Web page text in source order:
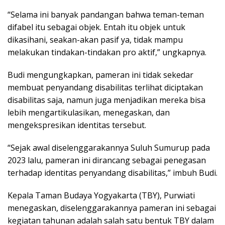
“Selama ini banyak pandangan bahwa teman-teman
difabel itu sebagai objek. Entah itu objek untuk
dikasihani, seakan-akan pasif ya, tidak mampu
melakukan tindakan-tindakan pro aktif,” ungkapnya.
Budi mengungkapkan, pameran ini tidak sekedar
membuat penyandang disabilitas terlihat diciptakan
disabilitas saja, namun juga menjadikan mereka bisa
lebih mengartikulasikan, menegaskan, dan
mengekspresikan identitas tersebut.
“Sejak awal diselenggarakannya Suluh Sumurup pada
2023 lalu, pameran ini dirancang sebagai penegasan
terhadap identitas penyandang disabilitas,” imbuh Budi.
Kepala Taman Budaya Yogyakarta (TBY), Purwiati
menegaskan, diselenggarakannya pameran ini sebagai
kegiatan tahunan adalah salah satu bentuk TBY dalam